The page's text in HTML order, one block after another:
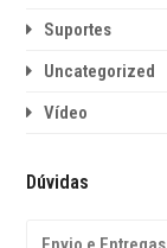
Suportes
Uncategorized
Vídeo
Dúvidas